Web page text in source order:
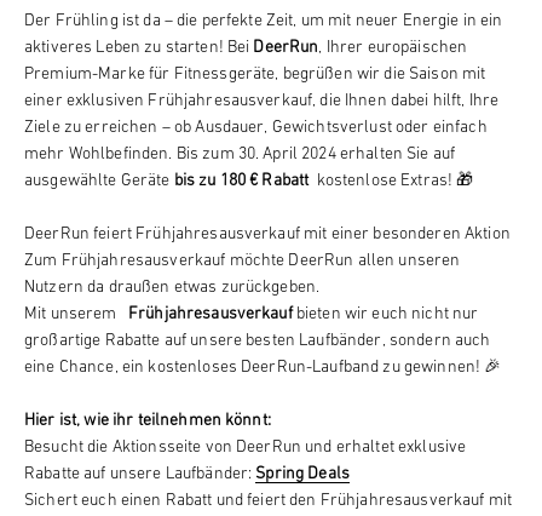
Der Frühling ist da – die perfekte Zeit, um mit neuer Energie in ein
aktiveres Leben zu starten! Bei DeerRun, Ihrer europäischen
Premium-Marke für Fitnessgeräte, begrüßen wir die Saison mit
einer exklusiven Frühjahresausverkauf, die Ihnen dabei hilft, Ihre
Ziele zu erreichen – ob Ausdauer, Gewichtsverlust oder einfach
mehr Wohlbefinden. Bis zum 30. April 2024 erhalten Sie auf
ausgewählte Geräte bis zu 180 € Rabatt kostenlose Extras!🎁
DeerRun feiert Frühjahresausverkaufmit einer besonderen Aktion
Zum Frühjahresausverkauf möchte DeerRun allen unseren
Nutzern da draußen etwas zurückgeben.
Mit unserem
Frühjahresausverkaufbieten wir euch nicht nur
großartige Rabatte auf unsere besten Laufbänder, sondern auch
eine Chance, ein kostenloses DeerRun-Laufband zu gewinnen! 🎉
Hier ist, wie ihr teilnehmen könnt:
Besucht die Aktionsseite von DeerRun und erhaltet exklusive
Rabatte auf unsere Laufbänder: Spring Deals
Sichert euch einen Rabatt und feiert den Frühjahresausverkauf mit